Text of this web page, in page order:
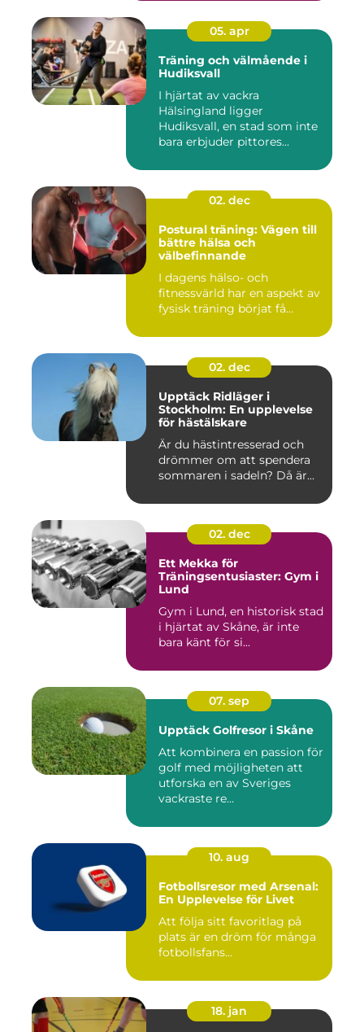
05. apr
Träning och välmående i
Hudiksvall
I hjärtat av vackra
Hälsingland ligger
Hudiksvall, en stad som inte
bara erbjuder pittores...
02. dec
Postural träning: Vägen till
bättre hälsa och
välbefinnande
I dagens hälso- och
fitnessvärld har en aspekt av
fysisk träning börjat få...
02. dec
Upptäck Ridläger i
Stockholm: En upplevelse
för hästälskare
Är du hästintresserad och
drömmer om att spendera
sommaren i sadeln? Då är...
02. dec
Ett Mekka för
Träningsentusiaster: Gym i
Lund
Gym i Lund, en historisk stad
i hjärtat av Skåne, är inte
bara känt för si...
07. sep
Upptäck Golfresor i Skåne
Att kombinera en passion för
golf med möjligheten att
utforska en av Sveriges
vackraste re...
10. aug
Fotbollsresor med Arsenal:
En Upplevelse för Livet
Att följa sitt favoritlag på
plats är en dröm för många
fotbollsfans...
18. jan